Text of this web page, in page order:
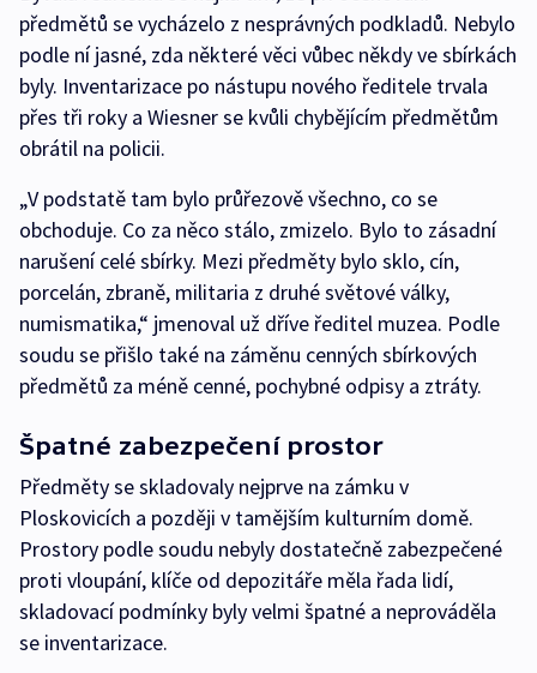
předmětů se vycházelo z nesprávných podkladů. Nebylo
podle ní jasné, zda některé věci vůbec někdy ve sbírkách
byly. Inventarizace po nástupu nového ředitele trvala
přes tři roky a Wiesner se kvůli chybějícím předmětům
obrátil na policii.
„V podstatě tam bylo průřezově všechno, co se
obchoduje. Co za něco stálo, zmizelo. Bylo to zásadní
narušení celé sbírky. Mezi předměty bylo sklo, cín,
porcelán, zbraně, militaria z druhé světové války,
numismatika,“ jmenoval už dříve ředitel muzea. Podle
soudu se přišlo také na záměnu cenných sbírkových
předmětů za méně cenné, pochybné odpisy a ztráty.
Špatné zabezpečení prostor
Předměty se skladovaly nejprve na zámku v
Ploskovicích a později v tamějším kulturním domě.
Prostory podle soudu nebyly dostatečně zabezpečené
proti vloupání, klíče od depozitáře měla řada lidí,
skladovací podmínky byly velmi špatné a neprováděla
se inventarizace.